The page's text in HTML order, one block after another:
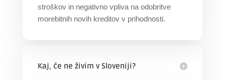
stroškov in negativno vpliva na odobritve
morebitnih novih kreditov v prihodnosti.
Kaj, če ne živim v Sloveniji?